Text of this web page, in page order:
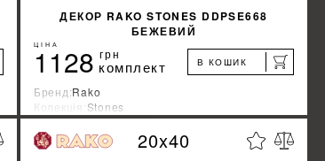
ДЕКОР RAKO STONES DDPSE668
БЕЖЕВИЙ
ЦІНА
1128 грн
комплект В КОШИК
Бренд:Rako
Колекція:Stones
Країна-виробник:Чехия
ДІЗНАТИСЯ ЗНИЖКУ %
20x40